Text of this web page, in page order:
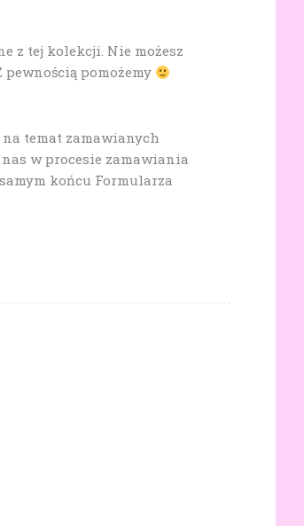
z tej kolekcji. Nie możesz
pomożemy
temat zamawianych
w procesie zamawiania
końcu Formularza